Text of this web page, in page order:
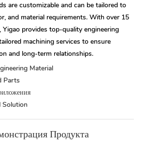
are customizable and can be tailored to
and material requirements. With over 15
Yigao provides top-quality engineering
machining services to ensure
and long-term relationships.
Material
Parts
Solution
Продукта